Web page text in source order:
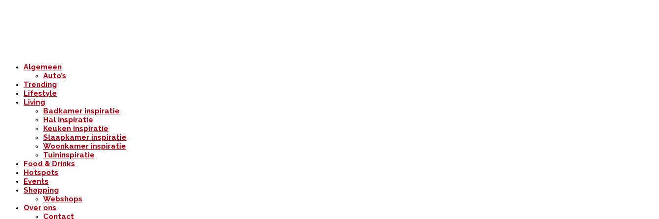
Algemeen
Auto’s
Trending
Lifestyle
Living
Badkamer inspiratie
Hal inspiratie
Keuken inspiratie
Slaapkamer inspiratie
Woonkamer inspiratie
Tuininspiratie
Food & Drinks
Hotspots
Events
Shopping
Webshops
Over ons
Contact